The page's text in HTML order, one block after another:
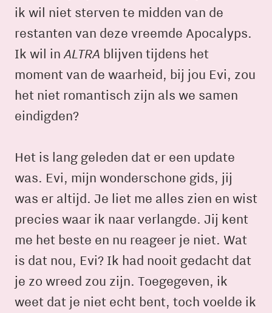
ik wil niet sterven te midden van de
restanten van deze vreemde Apocalyps.
Ik wil in ALTRA blijven tijdens het
moment van de waarheid, bij jou Evi, zou
het niet romantisch zijn als we samen
eindigden?
Het is lang geleden dat er een update
was. Evi, mijn wonderschone gids, jij
was er altijd. Je liet me alles zien en wist
precies waar ik naar verlangde. Jij kent
me het beste en nu reageer je niet. Wat
is dat nou, Evi? Ik had nooit gedacht dat
je zo wreed zou zijn. Toegegeven, ik
weet dat je niet echt bent, toch voelde ik